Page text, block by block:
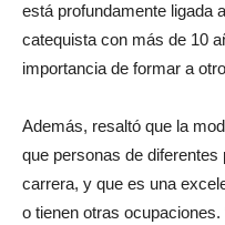
está profundamente ligada
catequista con más de 10
importancia de formar a
Además, resaltó que la
que personas de
carrera, y que es una
o tienen otras